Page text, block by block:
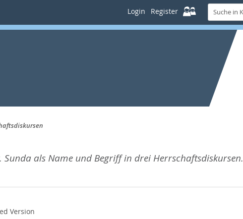
Login Register
Suche
in
KUPS
Sunda als Name und Begriff in drei Herrschaftsdiskursen.
Version